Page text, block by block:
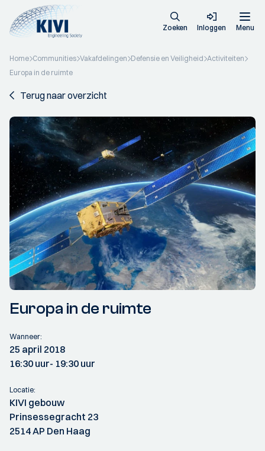
Zoeken Inloggen Menu
Home Communities Vakafdelingen Defensie en Veiligheid Activiteiten
Europa in de ruimte
Terug naar overzicht
Europa in de ruimte
Wanneer:
25 april 2018
16:30 uur- 19:30 uur
Locatie:
KIVI gebouw
Prinsessegracht 23
2514 AP Den Haag